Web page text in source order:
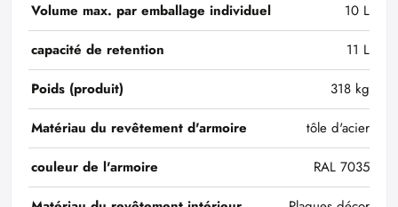
Volume max. par emballage individuel
10 L
capacité de retention
11 L
Poids (produit)
318 kg
Matériau du revêtement d'armoire
tôle d'acier
couleur de l'armoire
RAL 7035